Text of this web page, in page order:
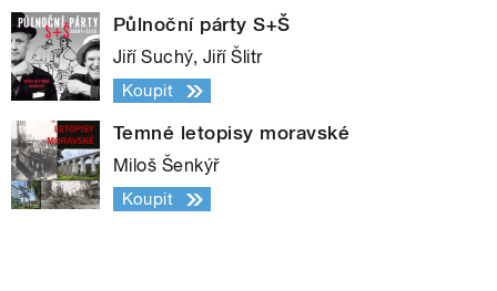
Půlnoční párty S+Š
Jiří Suchý, Jiří Šlitr
Koupit
Temné letopisy moravské
Miloš Šenkýř
Koupit